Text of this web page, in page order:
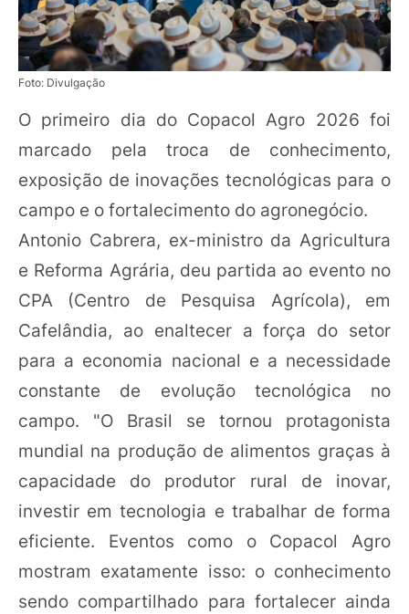
Foto: Divulgação
O primeiro dia do Copacol Agro 2026 foi
marcado pela troca de conhecimento,
exposição de inovações tecnológicas para o
campo e o fortalecimento do agronegócio.
Antonio Cabrera, ex-ministro da Agricultura
e Reforma Agrária, deu partida ao evento no
CPA (Centro de Pesquisa Agrícola), em
Cafelândia, ao enaltecer a força do setor
para a economia nacional e a necessidade
constante de evolução tecnológica no
campo. "O Brasil se tornou protagonista
mundial na produção de alimentos graças à
capacidade do produtor rural de inovar,
investir em tecnologia e trabalhar de forma
eficiente. Eventos como o Copacol Agro
mostram exatamente isso: o conhecimento
sendo compartilhado para fortalecer ainda